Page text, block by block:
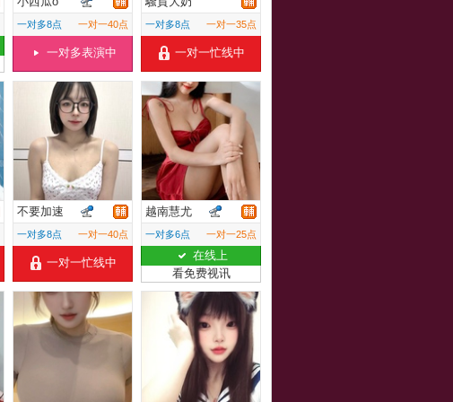
一对多8点 一对一40点
一对多表演中
一对多8点 一对一35点
一对一忙线中
不要加速
一对多8点 一对一40点
一对一忙线中
越南慧尤
一对多6点 一对一25点
在线上
看免费视讯